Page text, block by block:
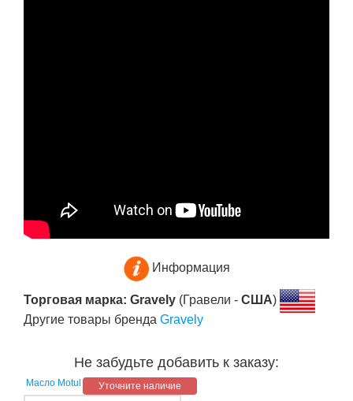
Информация
Торговая марка: Gravely (Гравели - США)
Другие товары бренда Gravely
Не забудьте добавить к заказу:
Уточните наличие
Масло Motul